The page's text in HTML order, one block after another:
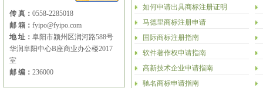
传 真： 0558-2285018
邮 箱： fyipo@fyipo.com
地 址： 阜阳市颍州区润河路588号
华润阜阳中心B座商业办公楼2017
室
邮 编： 236000
如何申请出具商标注册证明
马德里商标注册申请
国际商标注册指南
软件著作权申请指南
高新技术企业申请指南
驰名商标申请指南